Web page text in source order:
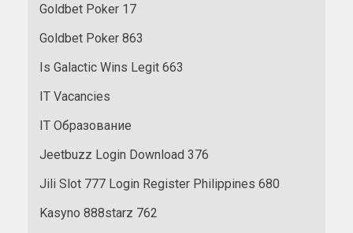
Goldbet Poker 17
Goldbet Poker 863
Is Galactic Wins Legit 663
IT Vacancies
IT Образование
Jeetbuzz Login Download 376
Jili Slot 777 Login Register Philippines 680
Kasyno 888starz 762